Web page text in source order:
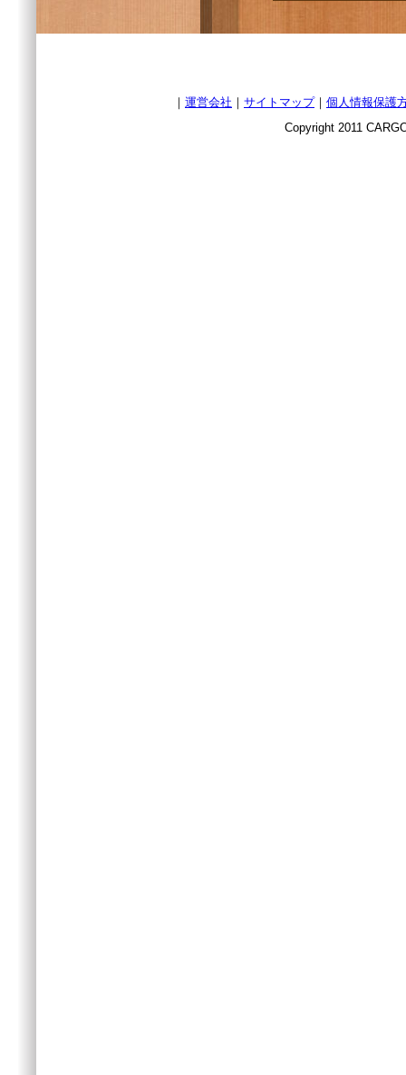
｜ 運営会社 ｜ サイトマップ｜ 個人情報保護
Copyright 2011